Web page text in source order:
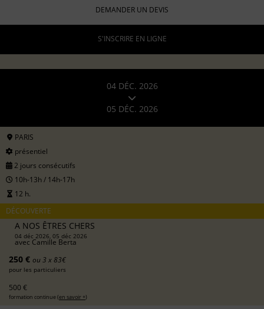
DEMANDER UN DEVIS
S'INSCRIRE EN LIGNE
04 DÉC. 2026
05 DÉC. 2026
PARIS
présentiel
2 jours consécutifs
10h-13h / 14h-17h
12 h.
DÉCOUVERTE
A NOS ÊTRES CHERS
04 déc 2026, 05 déc 2026
avec Camille Berta
250 € ou 3 x 83€
pour les particuliers
500 €
formation continue (en savoir +)